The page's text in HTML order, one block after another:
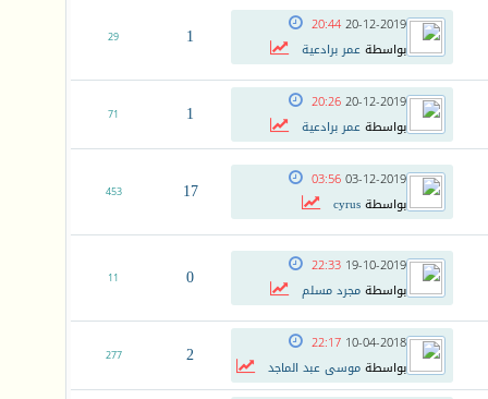
20-12-2019
20:44
بواسطةعمر برادعية 1
29
20-12-2019
20:26
بواسطةعمر برادعية 1
71
03-12-2019
03:56
بواسطةcyrus
17
453
19-10-2019
22:33
بواسطةمجرد مسلم 0
11
10-04-2018
22:17
بواسطةموسى عبد الماجد 2
277